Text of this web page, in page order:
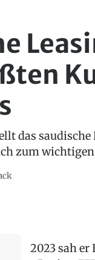
das
zum wichtigen
2023 sah